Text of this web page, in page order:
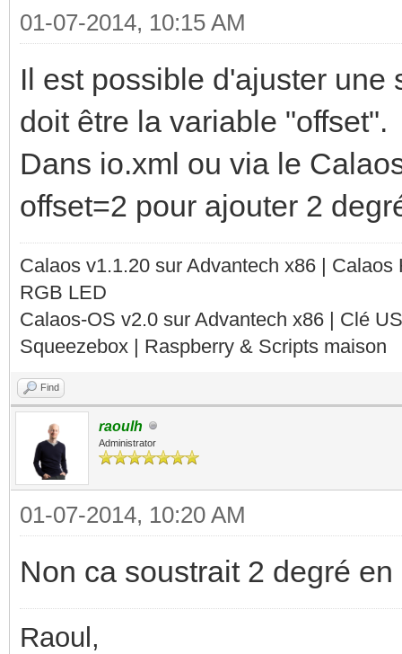
01-07-2014, 10:15 AM
Il est possible d'ajuster une
doit être la variable "offset".
Dans io.xml ou via le
offset=2 pour ajouter 2
Calaos v1.1.20 sur Advantech x86 |
RGB LED
Calaos-OS v2.0 sur Advantech x86 | Clé
Squeezebox | Raspberry & Scripts maison
Find
raoulh
Administrator
01-07-2014, 10:20 AM
Non ca soustrait 2 degré
Raoul,